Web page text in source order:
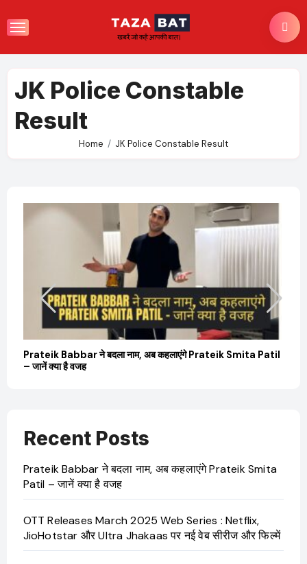
to
JK Police Constable
Result
Home JK Police Constable Result
Prateik Babbar ने बदला नाम, अब कहलाएंगे Prateik Smita Patil
– जानें क्या है वजह
Recent Posts
Prateik Babbar ने बदला नाम, अब कहलाएंगे Prateik Smita
Patil – जानें क्या है वजह
OTT Releases March 2025 Web Series : Netflix,
JioHotstar और Ultra Jhakaas पर नई वेब सीरीज और फिल्में